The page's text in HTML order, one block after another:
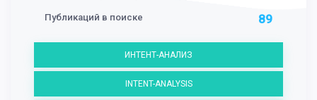
Публикаций в поиске 89
ИНТЕНТ-АНАЛИЗ
INTENT-ANALYSIS